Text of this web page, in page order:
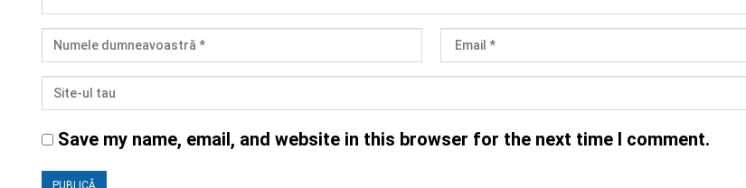
Save my name, email, and website in this browser for the next time I comment.